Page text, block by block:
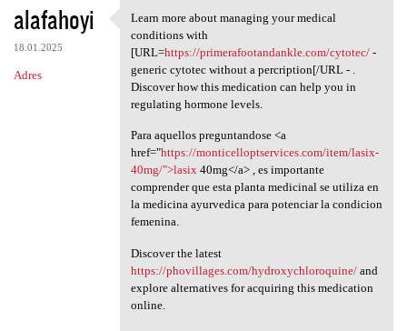
alafahoyi
18.01.2025
Adres
Learn more about managing
Learn more about managing your medical
conditions with
[URL=https://primerafootandankle.com/cytotec/-
generic cytotec without a percription[/URL - .
Discover how this medication can help you in
regulating hormone levels.
Para aquellos preguntandose <a
href="https://monticelloptservices.com/item/lasix-
40mg/">lasix40mg</a> , es importante
comprender que esta planta medicinal se utiliza en
la medicina ayurvedica para potenciar la condicion
femenina.
Discover the latest
https://phovillages.com/hydroxychloroquine/and
explore alternatives for acquiring this medication
online.